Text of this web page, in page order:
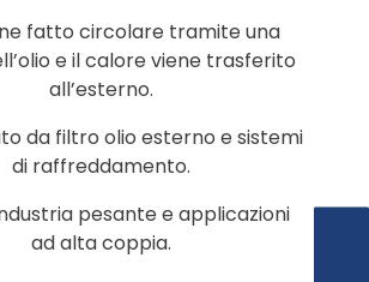
fatto circolare tramite una
e il calore viene trasferito
all’esterno.
da filtro olio esterno e sistemi
di raffreddamento.
pesante e applicazioni
ad alta coppia.